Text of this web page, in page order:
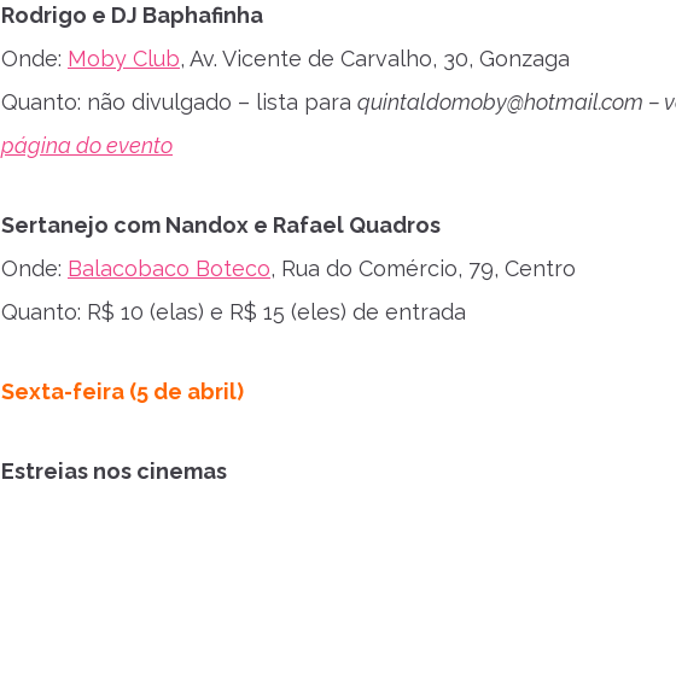
Rodrigo e DJ Baphafinha
Onde: Moby Club, Av. Vicente de Carvalho, 30, Gonzaga
Quanto: não divulgado – lista para quintaldomoby@hotmail.com –
página do evento
Sertanejo com Nandox e Rafael Quadros
Onde: Balacobaco Boteco, Rua do Comércio, 79, Centro
Quanto: R$ 10 (elas) e R$ 15 (eles) de entrada
Sexta-feira (5 de abril)
Estreias nos cinemas